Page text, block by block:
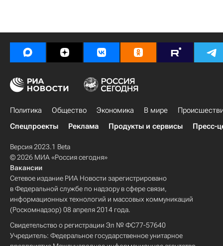
Политика Общество Экономика В мире
Спецпроекты
Реклама Продукты и сервисы Пресс-
Версия 2023.1 Beta
© 2026 МИА «Россия сегодня»
Вакансии
Сетевое издание РИА Новости зарегистрировано
в Федеральной службе по надзору в сфере связи,
информационных технологий и массовых коммуникаций
(Роскомнадзор) 08 апреля 2014 года.
Свидетельство о регистрации Эл № ФС77-57640
Учредитель: Федеральное государственное унитарное